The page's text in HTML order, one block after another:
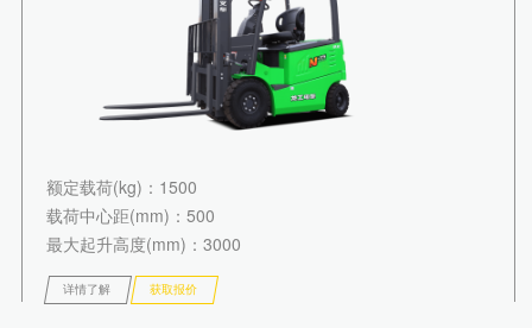
额定载荷(kg) ：1500
载荷中心距(mm) ：500
最大起升高度(mm) ：3000
详情了解 获取报价